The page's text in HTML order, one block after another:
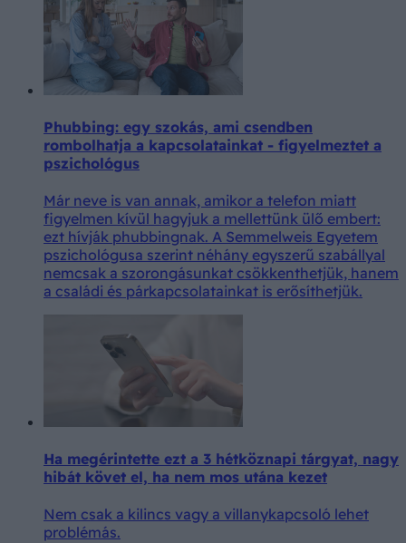
Phubbing: egy szokás, ami csendben
rombolhatja a kapcsolatainkat - figyelmeztet a
pszichológus
Már neve is van annak, amikor a telefon miatt
figyelmen kívül hagyjuk a mellettünk ülő embert:
ezt hívják phubbingnak. A Semmelweis Egyetem
pszichológusa szerint néhány egyszerű szabállyal
nemcsak a szorongásunkat csökkenthetjük, hanem
a családi és párkapcsolatainkat is erősíthetjük.
Ha megérintette ezt a 3 hétköznapi tárgyat, nagy
hibát követ el, ha nem mos utána kezet
Nem csak a kilincs vagy a villanykapcsoló lehet
problémás.